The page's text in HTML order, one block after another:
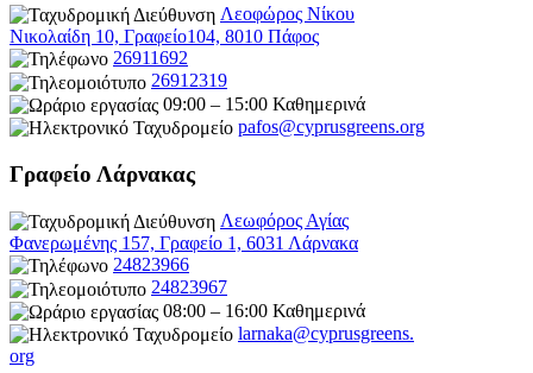
Λεοφώρος Νίκου
Νικολαίδη 10, Γραφείο104, 8010 Πάφος
26911692
26912319
09:00 – 15:00 Καθημερινά
pafos@cyprusgreens.org
Γραφείο Λάρνακας
Λεωφόρος Αγίας
Φανερωμένης 157, Γραφείο 1, 6031 Λάρνακα
24823966
24823967
08:00 – 16:00 Καθημερινά
larnaka@cyprusgreens.
org